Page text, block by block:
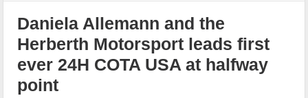
Daniela Allemann and the
Herberth Motorsport leads first
ever 24H COTA USA at halfway
point